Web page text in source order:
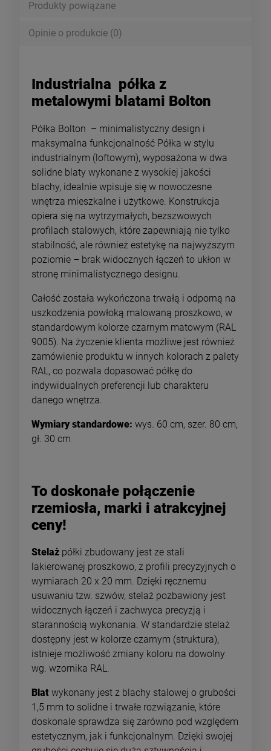
Produkty powiązane
Opinie o produkcie (0)
Industrialna półka z
metalowymi blatami Bolton
Półka Bolton – minimalistyczny design i
maksymalna funkcjonalność Półka w stylu
industrialnym (loftowym), wyposażona w dwa
solidne blaty wykonane z wysokiej jakości
blachy, idealnie wpisuje się w nowoczesne
wnętrza mieszkalne i użytkowe. Konstrukcja
opiera się na wytrzymałych, bezszwowych
profilach stalowych, które zapewniają nie tylko
stabilność, ale również estetykę na najwyższym
poziomie – brak widocznych łączeń to ukłon w
stronę minimalistycznego designu.
Całość została wykończona trwałą i odporną na
uszkodzenia powłoką malowaną proszkowo, w
standardowym kolorze czarnym matowym (RAL
9005). Na życzenie klienta możliwe jest również
zamówienie produktu w innych kolorach z palety
RAL, co pozwala dopasować półkę do
indywidualnych preferencji lub charakteru
danego wnętrza.
Wymiary standardowe: wys. 60 cm, szer. 80 cm,
gł. 30 cm
To doskonałe połączenie
rzemiosła, marki i atrakcyjnej
ceny!
Stelaż półki zbudowany jest ze stali
lakierowanej proszkowo, z profili precyzyjnych o
wymiarach 20 x 20 mm. Dzięki ręcznemu
usuwaniu tzw. szwów, stelaż pozbawiony jest
widocznych łączeń i zachwyca precyzją i
starannością wykonania. W standardzie stelaż
dostępny jest w kolorze czarnym (struktura),
istnieje możliwość zmiany koloru na dowolny
wg. wzornika RAL.
Blat wykonany jest z blachy stalowej o grubości
1,5 mm to solidne i trwałe rozwiązanie, które
doskonale sprawdza się zarówno pod względem
estetycznym, jak i funkcjonalnym. Dzięki swojej